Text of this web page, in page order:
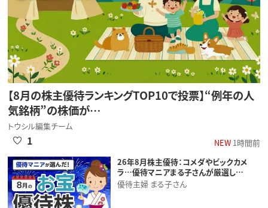
【8月の株主優待ランキングTOP10で投票】“例年の人
気銘柄”の株価が…
トウシル編集チーム
NEW1時間前
1
26年8月株主優待：コメダやビックカメ
ラ…優待マニアまる子さんが厳選し…
優待主婦 まる子さん